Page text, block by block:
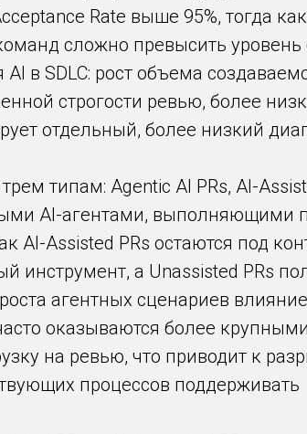
Rate выше 95%, тогда
сложно превысить уровень
в SDLC: рост объема
строгости ревью, более
отдельный, более низкий
типам: Agentic AI PRs, AI-
AI-агентами, выполняющими
AI-Assisted PRs остаются под
инструмент, а Unassisted PRs
агентных сценариев
оказываются более
на ревью, что приводит к
процессов поддерживать